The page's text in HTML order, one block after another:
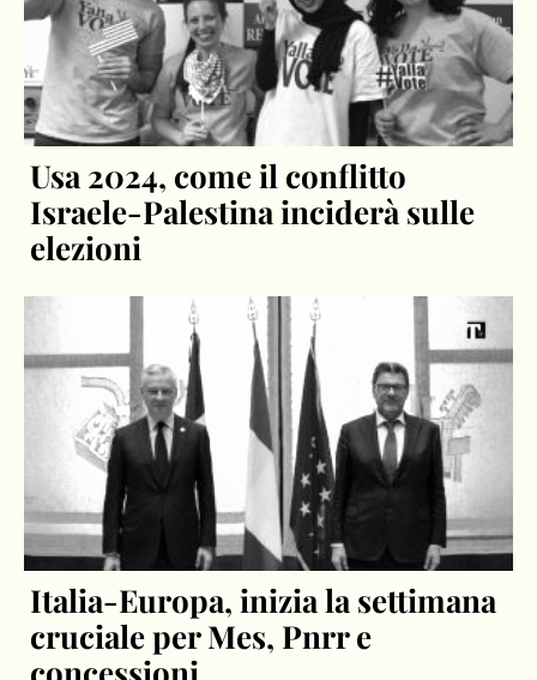
Usa 2024, come il conflitto
Israele-Palestina inciderà sulle
elezioni
Italia-Europa, inizia la settimana
cruciale per Mes, Pnrr e